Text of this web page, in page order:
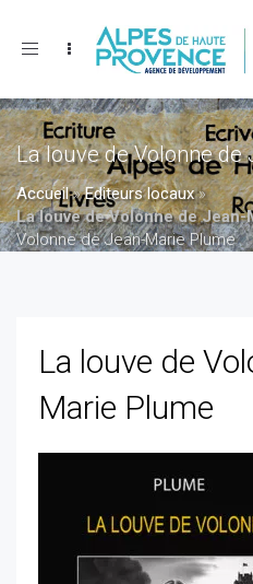
Toggle
La louve de Volonne
Accueil»Editeurs locaux»
La louve de Volonne de Jean-
Volonne de Jean-Marie Plume
La louve de
Marie Plume